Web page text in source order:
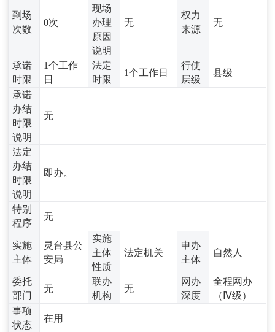
到场
次数
0次
现场
办理
原因
说明
无
权力
来源
无
承诺
时限
1个工作
日
法定
时限
1个工作日
行使
层级
县级
承诺
办结
时限
说明
无
法定
办结
时限
说明
即办。
特别
程序
无
实施
主体
灵台县公
安局
实施
主体
性质
法定机关
申办
主体
自然人
委托
部门
无
联办
机构
无
网办
深度
全程网办
（Ⅳ级）
事项
状态
在用